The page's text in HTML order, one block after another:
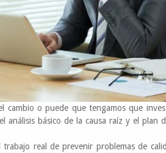
cambio o puede que tengamos que
básico de la causa raíz y el plan
real de prevenir problemas de